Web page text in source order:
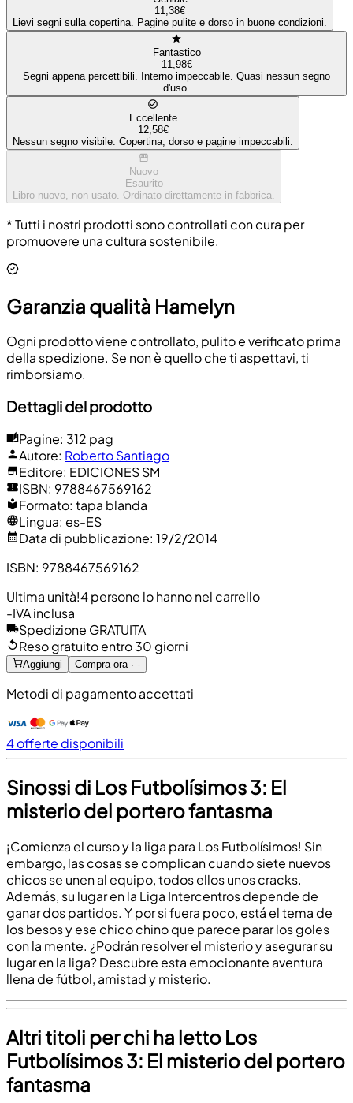
11,38€
Lievi segni sulla copertina. Pagine pulite e dorso in buone condizioni.
Fantastico
11,98€
Segni appena percettibili. Interno impeccabile. Quasi nessun segno
d'uso.
Eccellente
12,58€
Nessun segno visibile. Copertina, dorso e pagine impeccabili.
Nuovo
Esaurito
Libro nuovo, non usato. Ordinato direttamente in fabbrica.
* Tutti i nostri prodotti sono controllati con cura per
promuovere una cultura sostenibile.
Garanzia qualità Hamelyn
Ogni prodotto viene controllato, pulito e verificato prima
della spedizione. Se non è quello che ti aspettavi, ti
rimborsiamo.
Dettagli del prodotto
Pagine: 312 pag
Autore: Roberto Santiago
Editore: EDICIONES SM
ISBN: 9788467569162
Formato: tapa blanda
Lingua: es-ES
Data di pubblicazione: 19/2/2014
ISBN: 9788467569162
Ultima unità!4 persone lo hanno nel carrello
-IVA inclusa
Spedizione GRATUITA
Reso gratuito entro 30 giorni
Aggiungi Compra ora · -
Metodi di pagamento accettati
4 offerte disponibili
Sinossi di Los Futbolísimos 3: El
misterio del portero fantasma
¡Comienza el curso y la liga para Los Futbolísimos! Sin
embargo, las cosas se complican cuando siete nuevos
chicos se unen al equipo, todos ellos unos cracks.
Además, su lugar en la Liga Intercentros depende de
ganar dos partidos. Y por si fuera poco, está el tema de
los besos y ese chico chino que parece parar los goles
con la mente. ¿Podrán resolver el misterio y asegurar su
lugar en la liga? Descubre esta emocionante aventura
llena de fútbol, amistad y misterio.
Altri titoli per chi ha letto Los
Futbolísimos 3: El misterio del portero
fantasma